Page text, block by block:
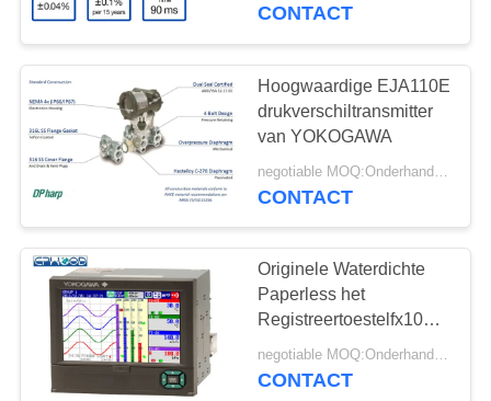
de klep van de
roestvrij staalbol
17
CONTACT
Hoogwaardige EJA110E
drukverschiltransmitter
van YOKOGAWA
CONTACT
Originele Waterdichte
Paperless het
Registreertoestelfx1000
Reeks van Yokogawa
Japan met Cf. Kaart
negotiable MOQ:Onderhandeling
CONTACT